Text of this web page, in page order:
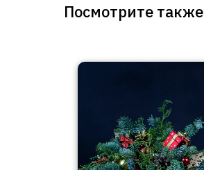
Посмотрите также